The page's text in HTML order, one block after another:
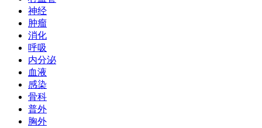
神经
肿瘤
消化
呼吸
内分泌
血液
感染
骨科
普外
胸外